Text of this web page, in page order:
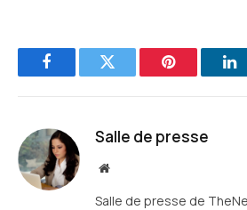
FacebookTwitter Pinterest
Salle de presse
Site
Salle de presse de